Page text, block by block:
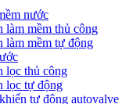
nước
làm mềm thủ công
làm mềm tự động
lọc thủ công
lọc tự động
tự động autovalve